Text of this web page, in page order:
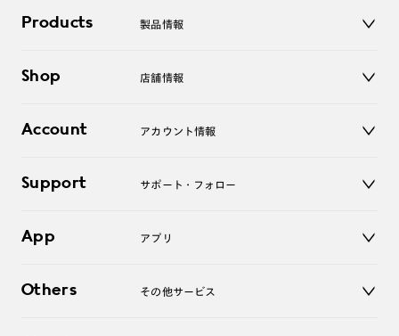
傷にも強く、静電気防止でホコリもつきにくいです。
普段使いのメガネにこそ無敵コーティングつけておくと
快適でオススメです😆
Products 製品情報
サングラス
コンタクトレンズ
アクセサリー
Shop 店舗情報
オンラインショップ
Account アカウント情報
ログアウト
Support サポート・フォロー
よくあるご質問
お問い合わせ
App アプリ
Others その他サービス